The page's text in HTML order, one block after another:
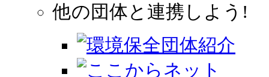
他の団体と連携しよう!